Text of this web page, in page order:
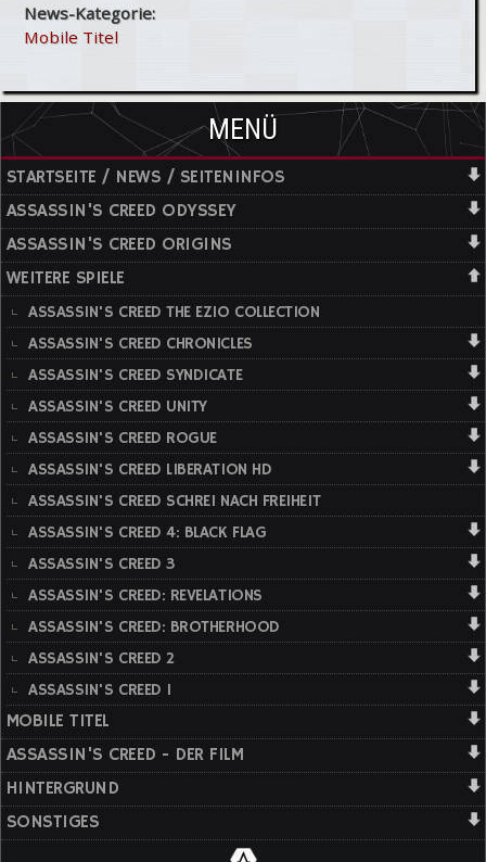
News-Kategorie:
Mobile Titel
MENÜ
STARTSEITE / NEWS / SEITENINFOS
ASSASSIN'S CREED ODYSSEY
ASSASSIN'S CREED ORIGINS
WEITERE SPIELE
ASSASSIN'S CREED THE EZIO COLLECTION
ASSASSIN'S CREED CHRONICLES
ASSASSIN'S CREED SYNDICATE
ASSASSIN'S CREED UNITY
ASSASSIN'S CREED ROGUE
ASSASSIN'S CREED LIBERATION HD
ASSASSIN'S CREED SCHREI NACH FREIHEIT
ASSASSIN'S CREED 4: BLACK FLAG
ASSASSIN'S CREED 3
ASSASSIN'S CREED: REVELATIONS
ASSASSIN'S CREED: BROTHERHOOD
ASSASSIN'S CREED 2
ASSASSIN'S CREED 1
MOBILE TITEL
ASSASSIN'S CREED - DER FILM
HINTERGRUND
SONSTIGES